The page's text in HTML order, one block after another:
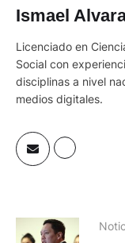
Ismael
Licenciado en
Social con
disciplinas a nivel
medios digitales.